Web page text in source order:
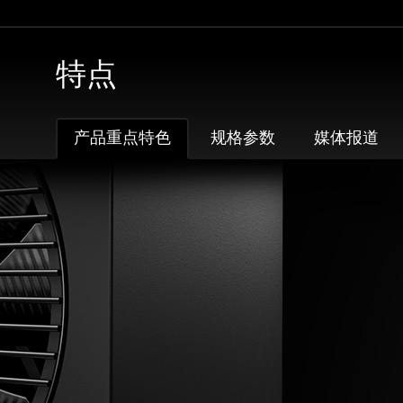
特点
产品重点特色 规格参数 媒体报道